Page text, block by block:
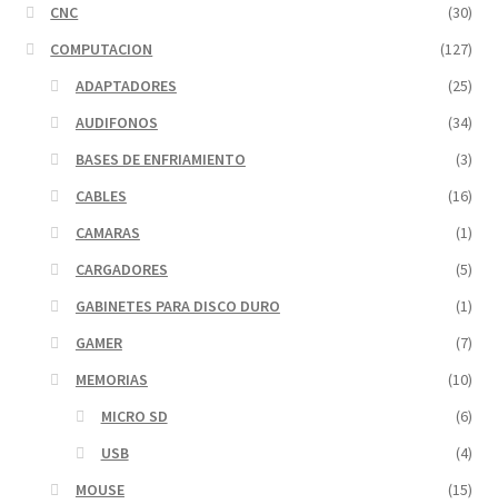
CNC
(30)
COMPUTACION
(127)
ADAPTADORES
(25)
AUDIFONOS
(34)
BASES DE ENFRIAMIENTO
(3)
CABLES
(16)
CAMARAS
(1)
CARGADORES
(5)
GABINETES PARA DISCO DURO
(1)
GAMER
(7)
MEMORIAS
(10)
MICRO SD
(6)
USB
(4)
MOUSE
(15)